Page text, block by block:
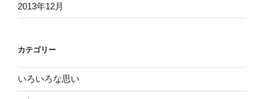
2013年12月
カテゴリー
いろいろな思い